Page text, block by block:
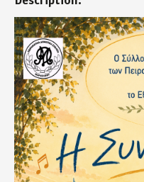
holargos_22.5.png